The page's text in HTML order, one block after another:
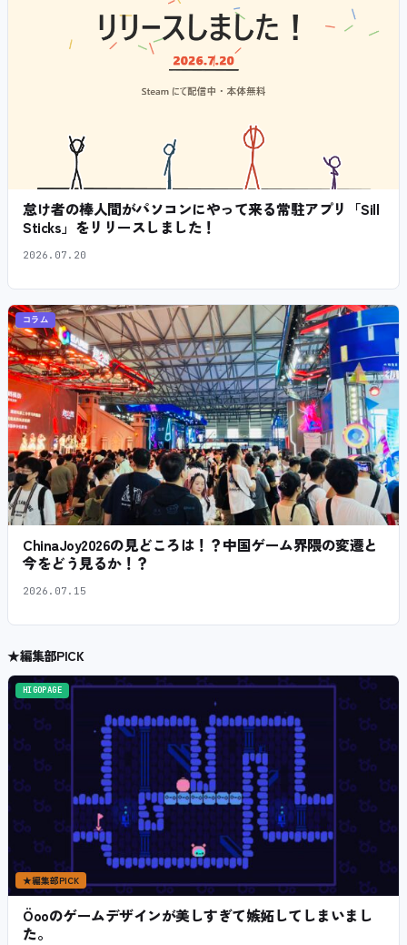
怠け者の棒人間がパソコンにやって来る常駐アプリ「Sill
Sticks」をリリースしました！
2026.07.20
コラム
ChinaJoy2026の見どころは！？中国ゲーム界隈の変遷と
今をどう見るか！？
2026.07.15
★編集部PICK
HIGOPAGE
★編集部PICK
Öooのゲームデザインが美しすぎて嫉妬してしまいまし
た。